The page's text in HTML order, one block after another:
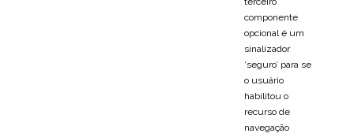
componente
opcional é um
sinalizador
‘seguro’ para se
o usuário
habilitou o
recurso de
navegação